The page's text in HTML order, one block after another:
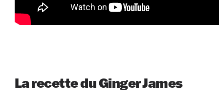
La recette du Ginger James